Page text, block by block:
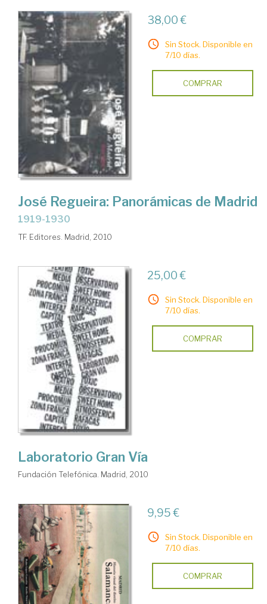
38,00 €
Sin Stock. Disponible en
7/10 días.
COMPRAR
José Regueira: Panorámicas de Madrid
1919-1930
TF. Editores. Madrid, 2010
25,00 €
Sin Stock. Disponible en
7/10 días.
COMPRAR
Laboratorio Gran Vía
Fundación Telefónica. Madrid, 2010
9,95 €
Sin Stock. Disponible en
7/10 días.
COMPRAR